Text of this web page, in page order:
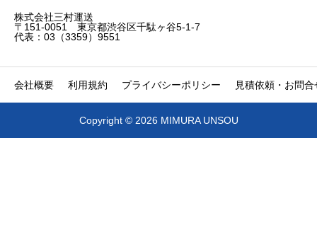
株式会社三村運送
〒151-0051 東京都渋谷区千駄ヶ谷5-1-7
代表：03（3359）9551
会社概要 利用規約 プライバシーポリシー 見積依頼・お問合
Copyright © 2026 MIMURA UNSOU